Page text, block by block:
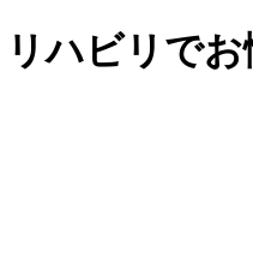
ハビリでお